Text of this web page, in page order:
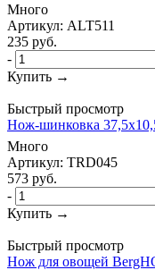
Много
Артикул: ALT511
235 руб.
-
Купить →
Быстрый просмотр
Нож-шинковка
Много
Артикул: TRD045
573 руб.
-
Купить →
Быстрый просмотр
Нож для овощей